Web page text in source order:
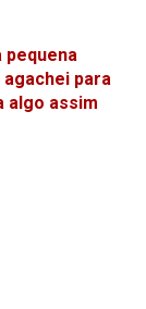
pequena
para
algo assim